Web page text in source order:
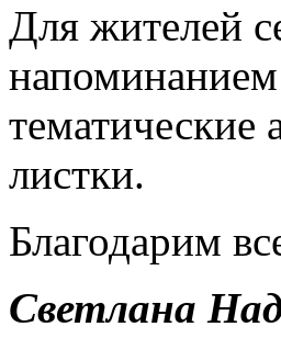
Для жителей
листки.
Благодарим
Светлана